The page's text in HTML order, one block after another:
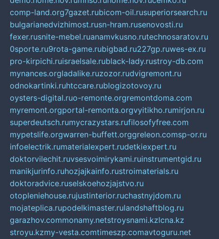
comp-land.org7gazet.rubicom-oil.rusuperiorsearch.ru
bulgarianedvizhimost.rusn-hram.rusenovosti.ru
fexer.rusnite-mebel.ruanamvkusno.rutechnosaratov.ru
0sporte.ru9rota-game.rubigbad.ru227gp.ruwes-ex.ru
pro-kirpichi.ruisraelsale.rublack-lady.rustroy-db.com
mynances.orgladalike.ruzozor.rudvigremont.ru
odnokartinki.ruhtccare.rublogizotovoy.ru
oysters-digital.ruo-remonte.orgremontdoma.com
myremont.orgportal-remonta.orgvyitikho.rumirjon.ru
superdeutsch.rumycrazystars.rufilosofyfree.com
mypetslife.orgwarren-buffett.orggreleon.comsp-or.ru
infoelectrik.rumaterialexpert.rudetkiexpert.ru
doktorvilechit.ruvsesvoimirykami.ruinstrumentgid.ru
manikjurinfo.ruhozjajkainfo.rustroimaterials.ru
doktoradvice.ruselskoehozjajstvo.ru
otopleniehouse.rujustinterior.ruchastnyjdom.ru
mojateplica.rupodelkimaster.rulandshaftblog.ru
garazhov.commonamy.netstroysnami.kzlcna.kz
stroyu.kzmy-vesta.comtimeszp.comavtoguru.net